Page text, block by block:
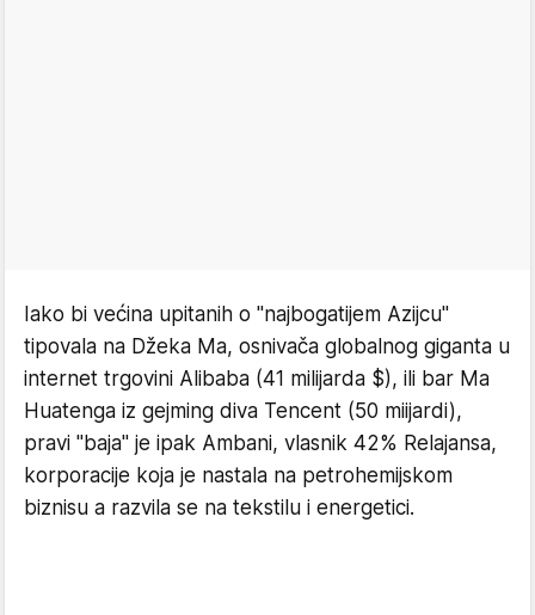
Iako bi većina upitanih o "najbogatijem Azijcu"
tipovala na Džeka Ma, osnivača globalnog giganta u
internet trgovini Alibaba (41 milijarda $), ili bar Ma
Huatenga iz gejming diva Tencent (50 miijardi),
pravi "baja" je ipak Ambani, vlasnik 42% Relajansa,
korporacije koja je nastala na petrohemijskom
biznisu a razvila se na tekstilu i energetici.